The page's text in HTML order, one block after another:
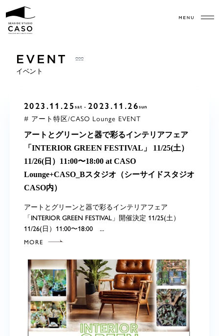
イベント
2023.11.25 sat 2023.11.26sun
# アート特区/CASO Lounge EVENT
アートとグリーンと器で彩るインテリアフェア
「INTERIOR GREEN FESTIVAL」 11/25(土）
11/26(日）11:00〜18:00 at CASO
Lounge+CASO_Bスタジオ（シーサイドスタジオ
CASO内）
アートとグリーンと器で彩るインテリアフェア
「INTERIOR GREEN FESTIVAL」開催決定 11/25(土）
11/26(日）11:00〜18:00 ...
MORE